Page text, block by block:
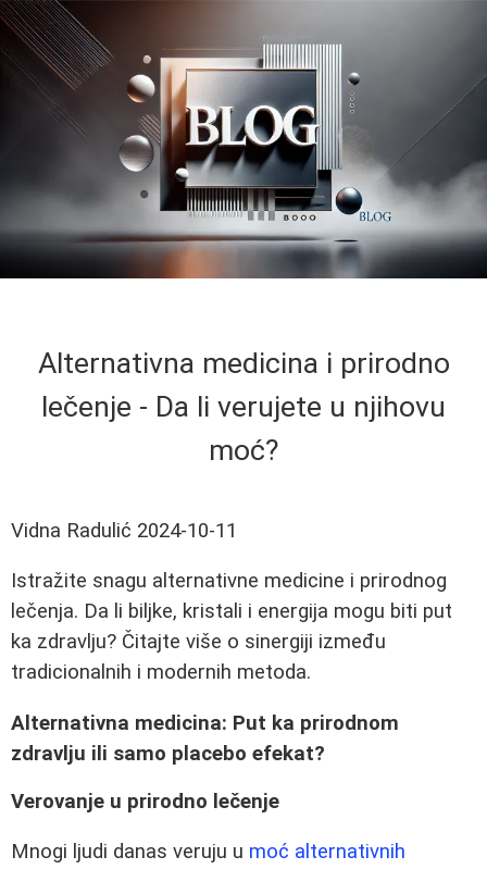
Alternativna medicina i prirodno
lečenje - Da li verujete u njihovu
moć?
Vidna Radulić 2024-10-11
Istražite snagu alternativne medicine i prirodnog
lečenja. Da li biljke, kristali i energija mogu biti put
ka zdravlju? Čitajte više o sinergiji između
tradicionalnih i modernih metoda.
Alternativna medicina: Put ka prirodnom
zdravlju ili samo placebo efekat?
Verovanje u prirodno lečenje
Mnogi ljudi danas veruju u moć alternativnih